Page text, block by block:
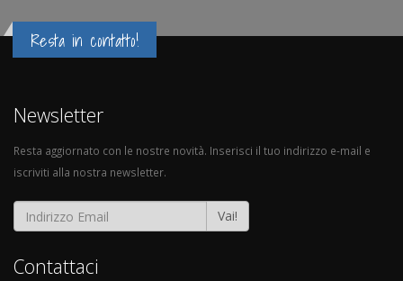
Resta in contatto!
Newsletter
Resta aggiornato con le nostre novità. Inserisci il tuo indirizzo e-mail e
iscriviti alla nostra newsletter.
Vai!
Contattaci